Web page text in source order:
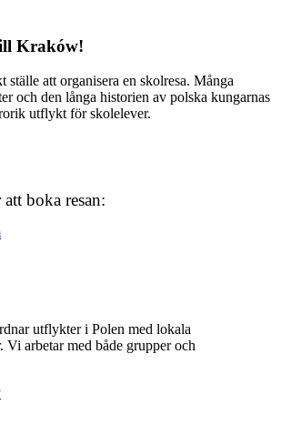
Kraków!
ställe att organisera en skolresa. Många
och den långa historien av polska kungarnas
utflykt för skolelever.
boka resan:
utflykter i Polen med lokala
Vi arbetar med både grupper och